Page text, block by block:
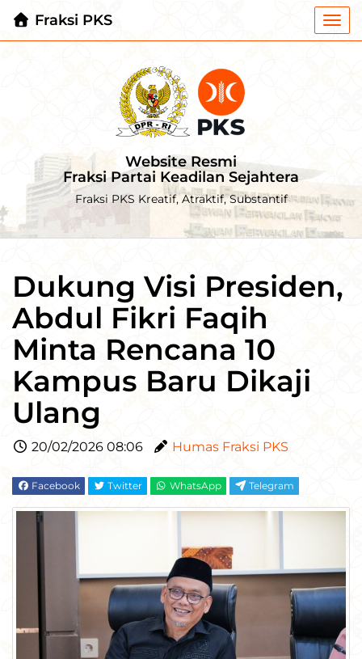
Fraksi PKS
Website Resmi
Fraksi Partai Keadilan Sejahtera
Fraksi PKS Kreatif, Atraktif, Substantif
Dukung Visi Presiden,
Abdul Fikri Faqih
Minta Rencana 10
Kampus Baru Dikaji
Ulang
20/02/2026 08:06 Humas Fraksi PKS
Facebook Twitter WhatsApp Telegram